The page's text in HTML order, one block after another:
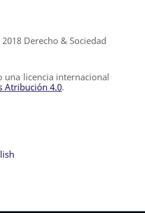
Derecho & Sociedad
una licencia internacional
Atribución 4.0.